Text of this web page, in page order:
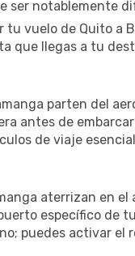
ser notablemente
tu vuelo de Quito
que llegas a tu
parten del
antes de
de viaje
aterrizan en
específico
puedes activar